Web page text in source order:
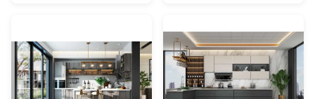
corrosion resistance. Their solid
color finish provides a ...